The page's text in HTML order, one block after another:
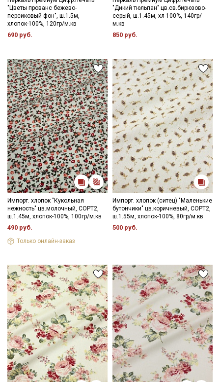
"Цветы прованс бежево-
персиковый фон", ш.1.5м,
хлопок-100%, 120гр/м.кв
690 руб.
"Дикий тюльпан" цв.св.бирюзово-
серый, ш.1.45м, хл-100%, 140гр/
м.кв
850 руб.
Импорт. хлопок "Кукольная
нежность" цв.молочный, СОРТ2,
ш.1.45м, хлопок-100%, 100гр/м.кв
490 руб.
Только онлайн-заказ
Импорт. хлопок (ситец) "Маленькие
бутончики" цв.коричневый, СОРТ2,
ш.1.55м, хлопок-100%, 80гр/м.кв
500 руб.
Подписаться
ДаюСогласие на получение рекламных и
информационных рассылок